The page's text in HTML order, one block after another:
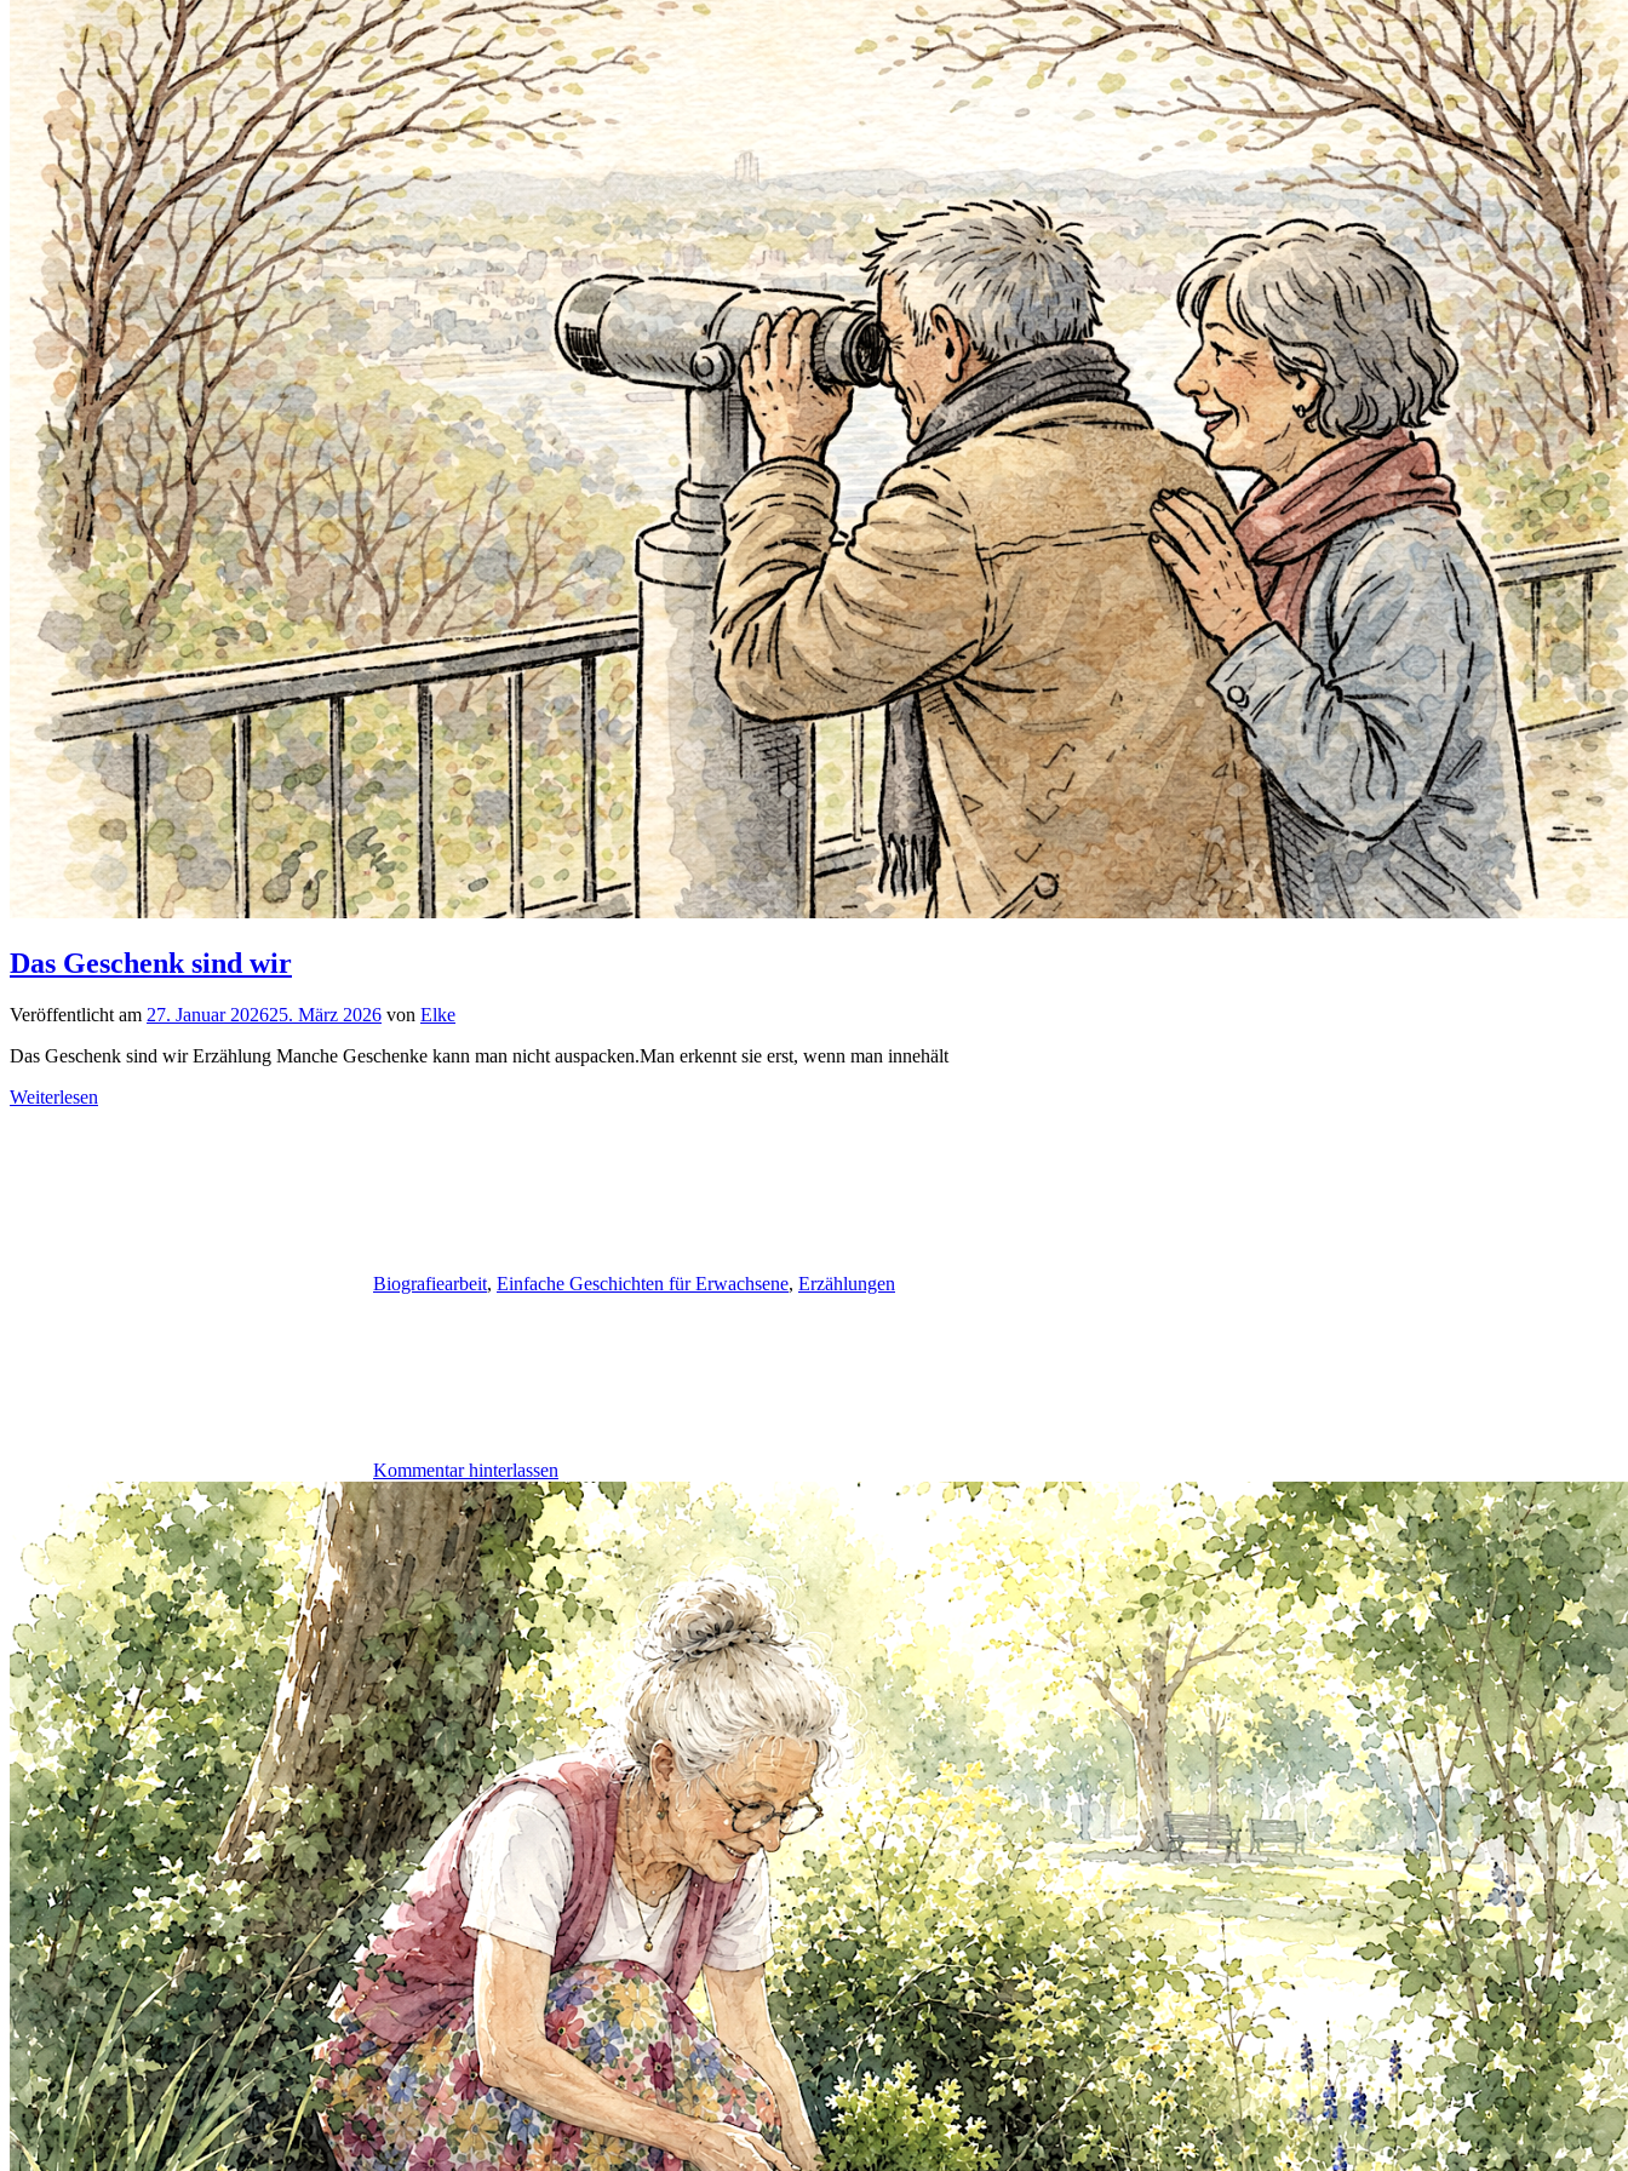
Das Geschenk sind wir
Veröffentlicht am 27. Januar 202625. März 2026 von Elke
Das Geschenk sind wir Erzählung Manche Geschenke kann man nicht auspacken.Man erkennt sie erst, wenn man innehält
Weiterlesen
Biografiearbeit, Einfache Geschichten für Erwachsene, Erzählungen
Kommentar hinterlassen